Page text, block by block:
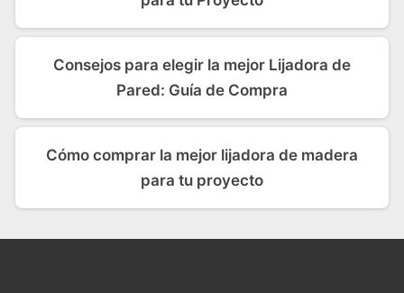
Consejos para elegir la mejor Lijadora de
Pared: Guía de Compra
Cómo comprar la mejor lijadora de madera
para tu proyecto